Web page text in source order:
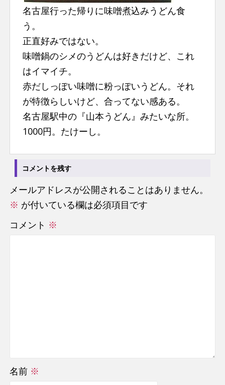
名古屋行った帰りに味噌煮込みうどん食
う。
正直好みではない。
味噌鍋のシメのうどんは好きだけど、これ
はイマイチ。
赤だしっぽい味噌に粉っぽいうどん。それ
が特徴らしいけど、合ってない感ある。
名古屋駅中の『山本うどん』みたいな所。
1000円。たけーし。
コメントを残す
メールアドレスが公開されることはありません。
※ が付いている欄は必須項目です
コメント ※
名前 ※